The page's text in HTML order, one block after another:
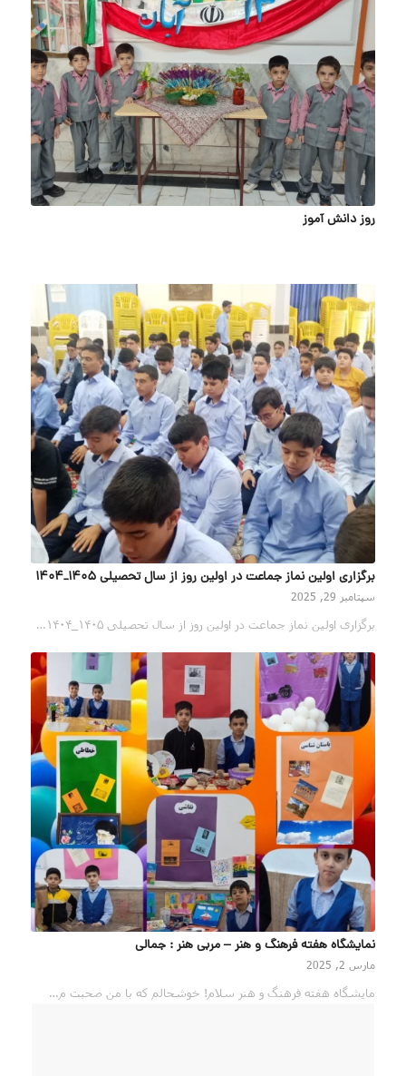
روز دانش آموز
برگزاری اولین نماز جماعت در اولین روز از سال تحصیلی ۱۴۰۵_۱۴۰۴
سپتامبر 29, 2025
برگزاری اولین نماز جماعت در اولین روز از سال تحصیلی ۱۴۰۵_۱۴۰۴…
نمایشگاه هفته فرهنگ و هنر – مربی هنر : جمالی
مارس 2, 2025
مایشگاه هفته فرهنگ و هنر سلام! خوشحالم که با من صحبت م…